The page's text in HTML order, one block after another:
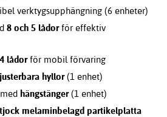
verktygsupphängning (6 enheter)
8 och 5 lådorför effektiv
4 lådorför mobil förvaring
justerbara hyllor(1 enhet)
hängstänger(1 enhet)
melaminbelagd partikelplatta